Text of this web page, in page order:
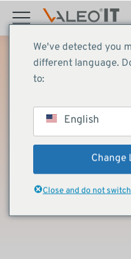
springen
Event in
We've detected you
different language.
to:
English
Change
Close and do not